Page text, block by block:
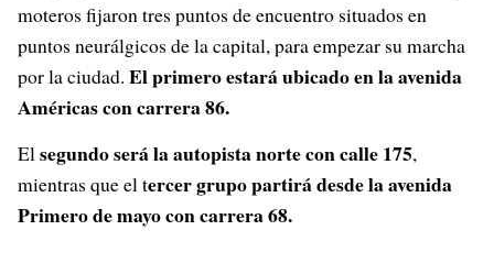
moteros fijaron tres puntos de encuentro situados en
puntos neurálgicos de la capital, para empezar su marcha
por la ciudad. El primero estará ubicado en la avenida
Américas con carrera 86.
Elsegundo será la autopista norte con calle 175,
mientras que el tercer grupo partirá desde la avenida
Primero de mayo con carrera 68.